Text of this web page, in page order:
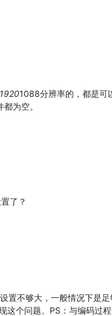
1088分辨率的，都是可
为空。
了？
不够大，一般情况下是
这个问题。PS：与编码过